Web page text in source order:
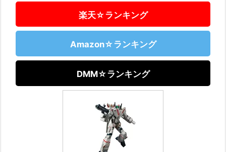
楽天☆ランキング
Amazon☆ランキング
DMM☆ランキング